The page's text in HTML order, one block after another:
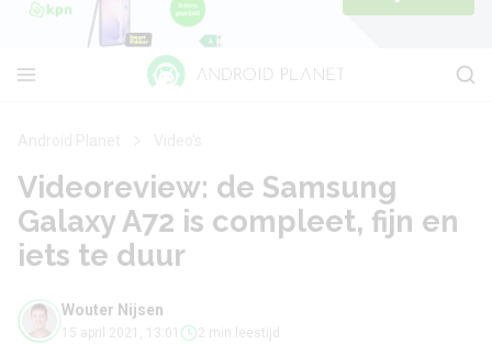
Videoreview: de Samsung
Galaxy A72 is compleet, fijn en
iets te duur
Wouter Nijsen
15 april 2021, 13:01 2 min leestijd